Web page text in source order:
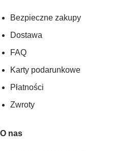
Bezpieczne zakupy
Dostawa
FAQ
Karty podarunkowe
Płatności
Zwroty
O nas